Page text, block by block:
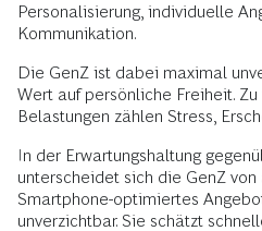
Personalisierung, individuelle
Kommunikation.
Die GenZ ist dabei maximal
Wert auf persönliche Freiheit.
Belastungen zählen Stress,
In der Erwartungshaltung
unterscheidet sich die GenZ
Smartphone-optimiertes
unverzichtbar. Sie schätzt